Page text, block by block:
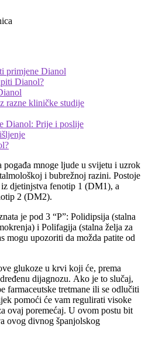
primjene Dianol
Dianol?
razne kliničke studije
Dianol: Prije i poslije
pogađa mnoge ljude u svijetu i uzrok
i bubrežnoj razini. Postoje
djetinjstva fenotip 1 (DM1), a
2 (DM2).
je pod 3 “P”: Polidipsija (stalna
i Polifagija (stalna želja za
mogu upozoriti da možda patite od
glukoze u krvi koji će, prema
dijagnozu. Ako je to slučaj,
farmaceutske tretmane ili se odlučiti
pomoći će vam regulirati visoke
ovaj poremećaj. U ovom postu bit
ovog divnog španjolskog